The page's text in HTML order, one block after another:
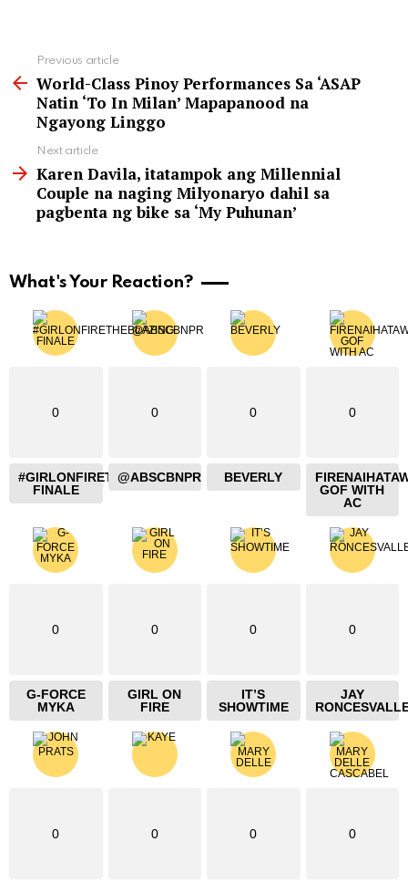
more
Previous article
World-Class Pinoy Performances Sa ‘ASAP
Natin ‘To In Milan’ Mapapanood na
Ngayong Linggo
Next article
Karen Davila, itatampok ang Millennial
Couple na naging Milyonaryo dahil sa
pagbenta ng bike sa ‘My Puhunan’
What's Your Reaction?
0
#GIRLONFIRETHEBLAZING
FINALE
0
@ABSCBNPR
0
BEVERLY
0
GOF WITH
AC
0
G-FORCE
MYKA
0
GIRL ON
FIRE
0
IT’S
SHOWTIME
0
JAY
0 0 0 0